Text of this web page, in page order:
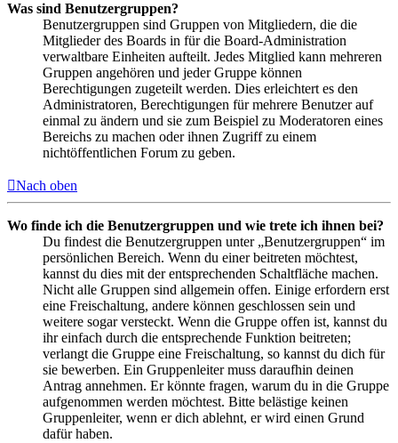
Was sind Benutzergruppen?
Benutzergruppen sind Gruppen von Mitgliedern, die die
Mitglieder des Boards in für die Board-Administration
verwaltbare Einheiten aufteilt. Jedes Mitglied kann mehreren
Gruppen angehören und jeder Gruppe können
Berechtigungen zugeteilt werden. Dies erleichtert es den
Administratoren, Berechtigungen für mehrere Benutzer auf
einmal zu ändern und sie zum Beispiel zu Moderatoren eines
Bereichs zu machen oder ihnen Zugriff zu einem
nichtöffentlichen Forum zu geben.
Nach oben
Wo finde ich die Benutzergruppen und wie trete ich ihnen bei?
Du findest die Benutzergruppen unter „Benutzergruppen“ im
persönlichen Bereich. Wenn du einer beitreten möchtest,
kannst du dies mit der entsprechenden Schaltfläche machen.
Nicht alle Gruppen sind allgemein offen. Einige erfordern erst
eine Freischaltung, andere können geschlossen sein und
weitere sogar versteckt. Wenn die Gruppe offen ist, kannst du
ihr einfach durch die entsprechende Funktion beitreten;
verlangt die Gruppe eine Freischaltung, so kannst du dich für
sie bewerben. Ein Gruppenleiter muss daraufhin deinen
Antrag annehmen. Er könnte fragen, warum du in die Gruppe
aufgenommen werden möchtest. Bitte belästige keinen
Gruppenleiter, wenn er dich ablehnt, er wird einen Grund
dafür haben.